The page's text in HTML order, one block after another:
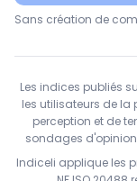
Sans création de
Les indices publiés
les utilisateurs de la
perception et de
sondages d'opinion
Indiceli applique les